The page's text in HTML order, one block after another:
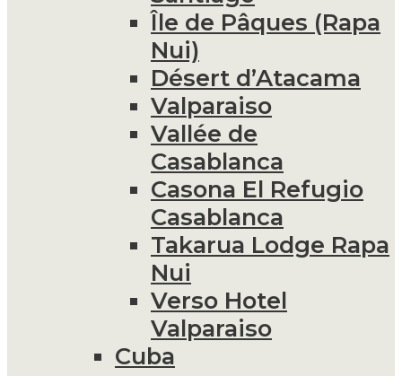
Île de Pâques (Rapa
Nui)
Désert d’Atacama
Valparaiso
Vallée de
Casablanca
Casona El Refugio
Casablanca
Takarua Lodge Rapa
Nui
Verso Hotel
Valparaiso
Cuba